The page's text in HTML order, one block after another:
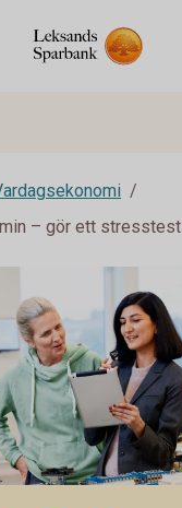
– gör ett stresstest